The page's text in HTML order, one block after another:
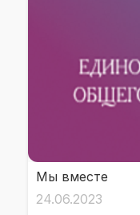
Мы вместе
24.06.2023